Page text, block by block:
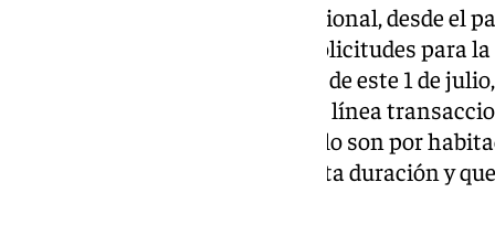
Respecto a los datos a nivel nacional, desde el
registrado un total de 215.438 solicitudes para
de Registro del Alquiler. A partir de este 1 de
poder operar en plataformas en línea
de temporada, diferenciando si lo son por
entre otros alojamientos de corta duración y